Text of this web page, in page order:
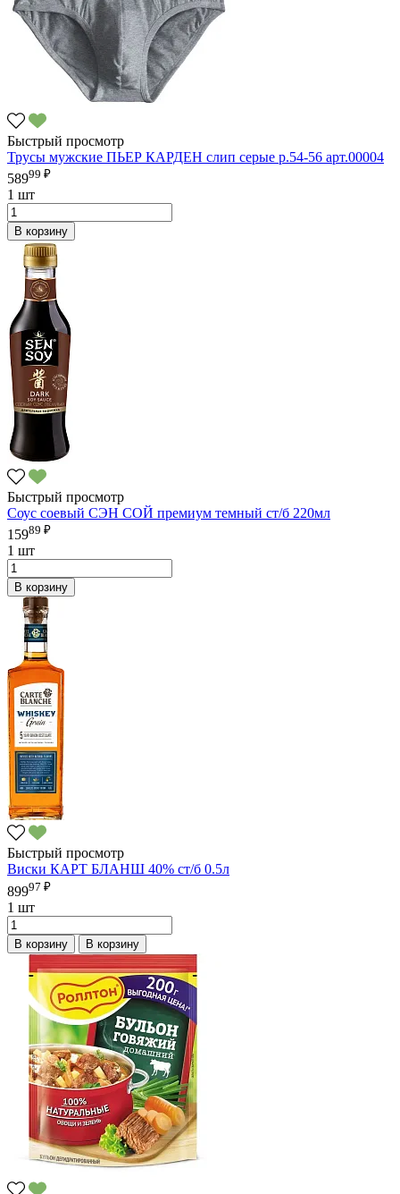
Быстрый просмотр
Трусы мужские ПЬЕР КАРДЕН слип серые р.54-56 арт.00004
58999 ₽
1 шт
В корзину
Быстрый просмотр
Соус соевый СЭН СОЙ премиум темный ст/б 220мл
15989 ₽
1 шт
В корзину
Быстрый просмотр
Виски КАРТ БЛАНШ 40% ст/б 0.5л
89997 ₽
1 шт
В корзину В корзину